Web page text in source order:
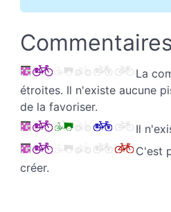
La
étroites. Il n'existe aucune
de la favoriser.
Il
C'est
créer.